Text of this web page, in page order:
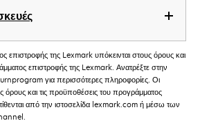
επιστροφής της Lexmark υπόκεινται στους όρους και
επιστροφής της Lexmark. Ανατρέξτε στην
για περισσότερες πληροφορίες. Οι
όρους και τις προϋποθέσεις του προγράμματος
από την ιστοσελίδα lexmark.com ή μέσω των